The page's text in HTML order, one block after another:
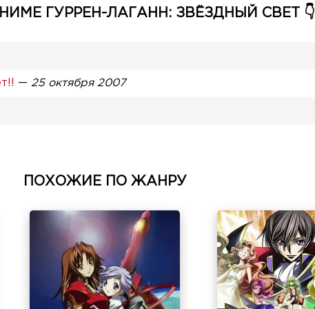
ГУРРЕН-ЛАГАНН: ЗВЁЗДНЫЙ СВЕТ 👇
— 25 октября 2007
ПОХОЖИЕ ПО ЖАНРУ